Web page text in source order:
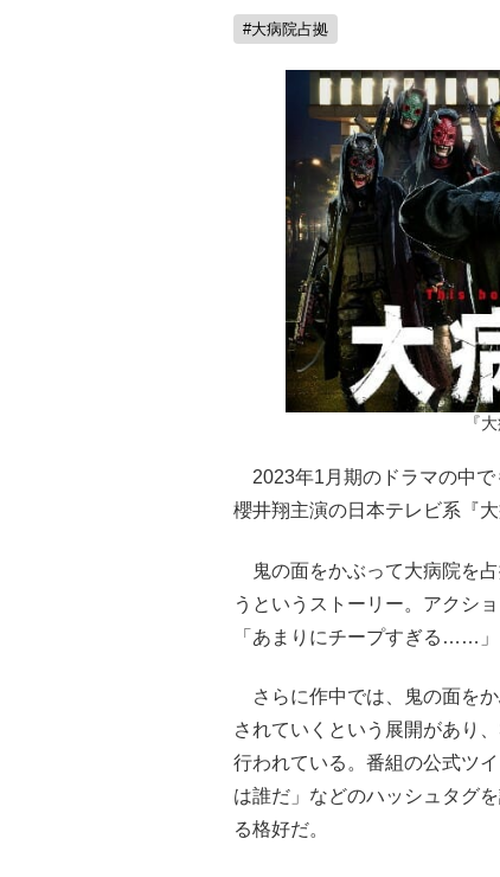
#大病院占拠
『
2023年1月期のドラマの中で
櫻井翔主演の日本テレビ系『
鬼の面をかぶって大病院を
うというストーリー。アクシ
「あまりにチープすぎる……」
さらに作中では、鬼の面を
されていくという展開があり
行われている。番組の公式ツ
は誰だ」などのハッシュタグ
る格好だ。